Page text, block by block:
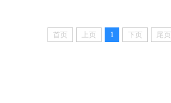
首页 上页 1 下页 尾页